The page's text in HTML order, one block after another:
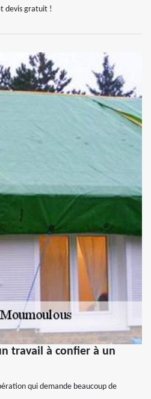
devis gratuit !
travail à confier à un
qui demande beaucoup de